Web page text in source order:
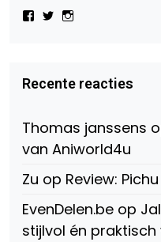
Bekijk
Beauty-
147775071915783/?
Facebook
Bekijk
op
Twitter
op
Instagram
Recente reacties
Thomas janssens
van Aniworld4u
Zu op Review:
EvenDelen.be op
stijlvol én praktisch